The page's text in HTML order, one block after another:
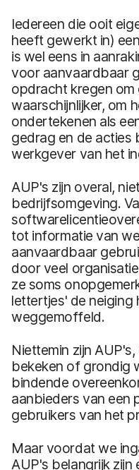
Iedereen die ooit
heeft gewerkt in)
is wel eens in
voor aanvaardbaar
opdracht kregen om
waarschijnlijker, om
ondertekenen als
gedrag en de acties
werkgever van het
AUP's zijn overal,
bedrijfsomgeving.
tot informatie van
aanvaardbaar
door veel
ze soms
lettertjes' de
weggemoffeld.
Niettemin zijn
bekeken of grondig
bindende
aanbieders van een
gebruikers van het
Maar voordat we
AUP's belangrijk